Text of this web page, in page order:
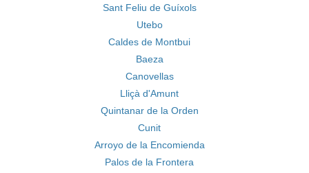
Sant Feliu de Guíxols
Utebo
Caldes de Montbui
Baeza
Canovellas
Lliçà d'Amunt
Quintanar de la Orden
Cunit
Arroyo de la Encomienda
Palos de la Frontera